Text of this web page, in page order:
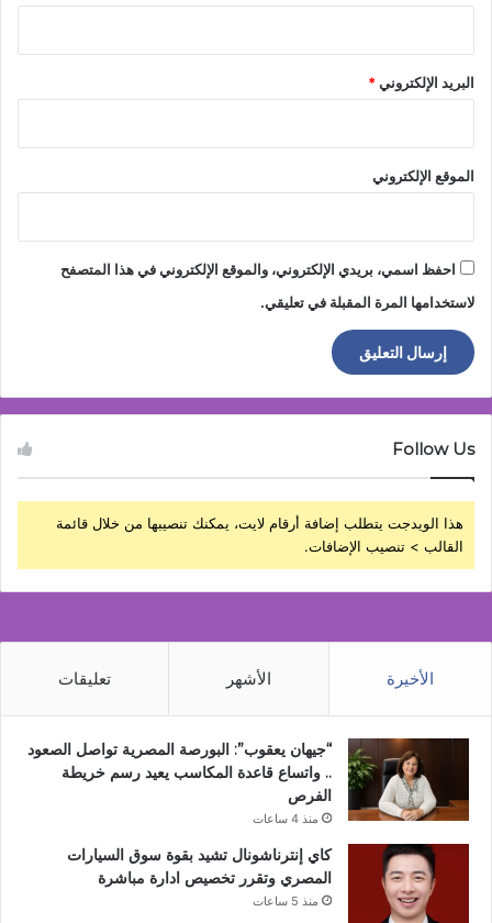
البريد الإلكتروني*
الموقع الإلكتروني
احفظ اسمي، بريدي الإلكتروني، والموقع الإلكتروني في هذا المتصفح
لاستخدامها المرة المقبلة في تعليقي.
Follow Us
هذا الويدجت يتطلب إضافة أرقام لايت، يمكنك تنصيبها من خلال قائمة
القالب > تنصيب الإضافات.
الأخيرة الأشهر تعليقات
“جيهان يعقوب”: البورصة المصرية تواصل الصعود
.. واتساع قاعدة المكاسب يعيد رسم خريطة
الفرص
منذ 4 ساعات
كاي إنترناشونال تشيد بقوة سوق السيارات
المصري وتقرر تخصيص ادارة مباشرة
منذ 5 ساعات